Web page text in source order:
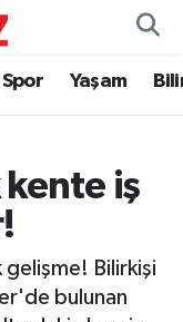
Spor Yaşam
kente iş
gelişme! Bilirkişi
bulunan